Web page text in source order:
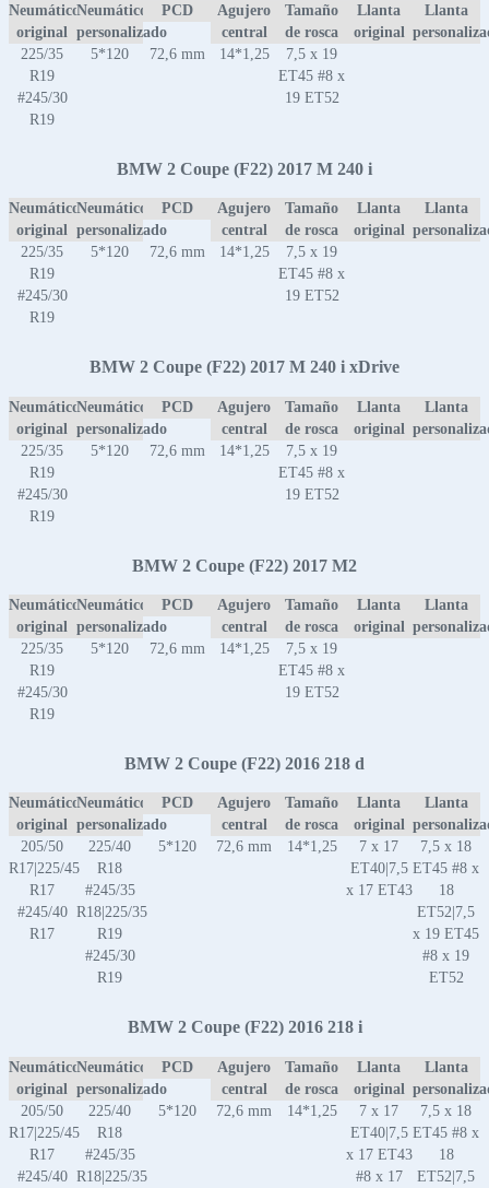
Neumático
original
Neumático
personalizado
PCD
Agujero
central
Tamaño
de rosca
Llanta
original
Llanta
225/35
R19
#245/30
R19
5*120 72,6 mm 14*1,25
7,5 x 19
ET45 #8 x
19 ET52
BMW 2 Coupe (F22) 2017 M 240 i
Neumático
original
Neumático
personalizado
PCD
Agujero
central
Tamaño
de rosca
Llanta
original
Llanta
225/35
R19
#245/30
R19
5*120 72,6 mm 14*1,25
7,5 x 19
ET45 #8 x
19 ET52
BMW 2 Coupe (F22) 2017 M 240 i xDrive
Neumático
original
Neumático
personalizado
PCD
Agujero
central
Tamaño
de rosca
Llanta
original
Llanta
225/35
R19
#245/30
R19
5*120 72,6 mm 14*1,25
7,5 x 19
ET45 #8 x
19 ET52
BMW 2 Coupe (F22) 2017 M2
Neumático
original
Neumático
personalizado
PCD
Agujero
central
Tamaño
de rosca
Llanta
original
Llanta
225/35
R19
#245/30
R19
5*120 72,6 mm 14*1,25
7,5 x 19
ET45 #8 x
19 ET52
BMW 2 Coupe (F22) 2016 218 d
Neumático
original
Neumático
personalizado
PCD
Agujero
central
Tamaño
de rosca
Llanta
original
Llanta
205/50
R17|225/45
R17
#245/40
R17
225/40
R18
#245/35
R18|225/35
R19
#245/30
R19
5*120 72,6 mm 14*1,25
7 x 17
ET40|7,5
x 17 ET43
7,5 x 18
ET45 #8 x
18
ET52|7,5
x 19 ET45
#8 x 19
ET52
BMW 2 Coupe (F22) 2016 218 i
Neumático
original
Neumático
personalizado
PCD
Agujero
central
Tamaño
de rosca
Llanta
original
Llanta
205/50
R17|225/45
R17
#245/40
225/40
R18
#245/35
R18|225/35
5*120 72,6 mm 14*1,25
7 x 17
ET40|7,5
x 17 ET43
#8 x 17
7,5 x 18
ET45 #8 x
18
ET52|7,5